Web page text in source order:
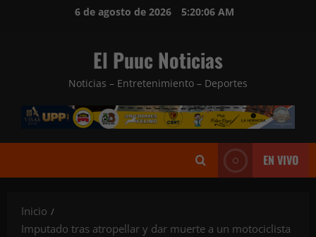
6 de agosto de 2026 5:20:07 AM
El Puuc Noticias
Noticias – Entretenimiento – Deportes
EN VIVO
Inicio
Imputado tras atropellar y dar muerte a un motociclista